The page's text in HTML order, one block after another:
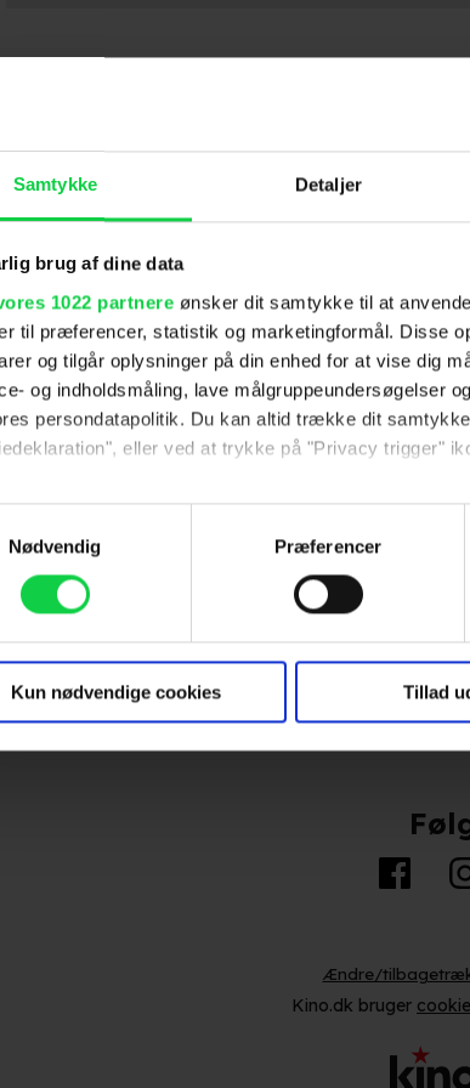
Samtykke Detaljer
brug af dine data
1022 partnere ønsker dit samtykke til at
til præferencer, statistik og marketingformål. Disse
og tilgår oplysninger på din enhed for at vise dig
og indholdsmåling, lave målgruppeundersøgelser
persondatapolitik. Du kan altid trække dit
eller ved at trykke på "Privacy trigger"
tillader det, vil vi også gerne:
Indsamle præcise oplysninger om din placering, der
anvendes på hele websitet.
dit samtykke til at anvende cookies og indsamle
Disse oplysninger videregives til vores
for at vise dig målrettede annoncer, levere tilpasset
og opnå målgruppeindsigt. Se mere
præcise oplysninger om din placering, der kan
din enhed baseret på en scanning af dens
generere statistik, huske dine præferencer og til
Nødvendig
Præferencer
Kun nødvendige cookies Tillad
Hold dig
Ved tilmelding
samtidig
Om
Ledige
Ændre/
Kino.dk bruger